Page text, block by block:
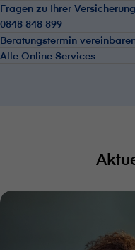
Fragen zu Ihrer Versicherung
0848 848 899
Beratungstermin
Alle Online Services